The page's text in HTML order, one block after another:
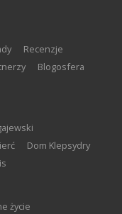
recenzje
blogosfera
Dom Klepsydry
życie